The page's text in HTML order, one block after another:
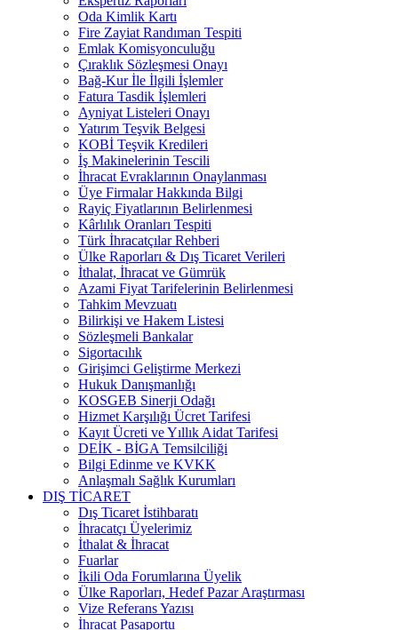
Oda Kimlik Kartı
Fire Zayiat Randıman Tespiti
Emlak Komisyonculuğu
Çıraklık Sözleşmesi Onayı
Bağ-Kur İle İlgili İşlemler
Fatura Tasdik İşlemleri
Ayniyat Listeleri Onayı
Yatırım Teşvik Belgesi
KOBİ Teşvik Kredileri
İş Makinelerinin Tescili
İhracat Evraklarının Onaylanması
Üye Firmalar Hakkında Bilgi
Rayiç Fiyatlarının Belirlenmesi
Kârlılık Oranları Tespiti
Türk İhracatçılar Rehberi
Ülke Raporları & Dış Ticaret Verileri
İthalat, İhracat ve Gümrük
Azami Fiyat Tarifelerinin Belirlenmesi
Tahkim Mevzuatı
Bilirkişi ve Hakem Listesi
Sözleşmeli Bankalar
Sigortacılık
Girişimci Geliştirme Merkezi
Hukuk Danışmanlığı
KOSGEB Sinerji Odağı
Hizmet Karşılığı Ücret Tarifesi
Kayıt Ücreti ve Yıllık Aidat Tarifesi
DEİK - BİGA Temsilciliği
Bilgi Edinme ve KVKK
Anlaşmalı Sağlık Kurumları
DIŞ TİCARET
Dış Ticaret İstihbaratı
İhracatçı Üyelerimiz
İthalat & İhracat
Fuarlar
İkili Oda Forumlarına Üyelik
Ülke Raporları, Hedef Pazar Araştırması
Vize Referans Yazısı
İhracat Pasaportu